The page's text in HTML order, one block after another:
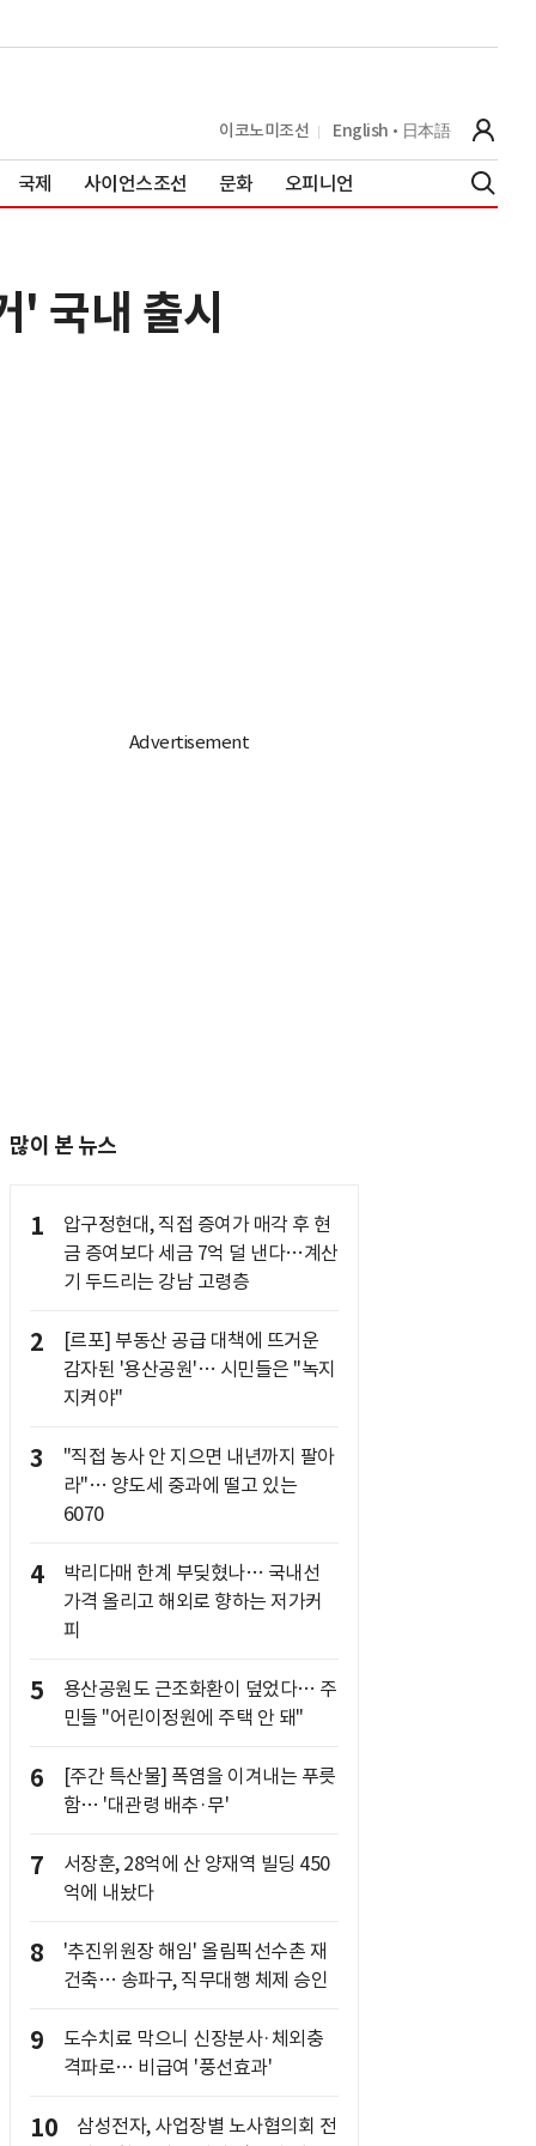
이코노미조선 English 日本語
국제 사이언스조선 문화 오피니언
' 국내 출시
많이 본 뉴스
1
압구정현대, 직접 증여가 매각 후 현
금 증여보다 세금 7억 덜 낸다…계산
기 두드리는 강남 고령층
2
[르포] 부동산 공급 대책에 뜨거운
감자된 '용산공원'… 시민들은 "녹지
지켜야"
3
"직접 농사 안 지으면 내년까지 팔아
라"… 양도세 중과에 떨고 있는
6070
4
박리다매 한계 부딪혔나… 국내선
가격 올리고 해외로 향하는 저가커
피
5
용산공원도 근조화환이 덮었다… 주
민들 "어린이정원에 주택 안 돼"
6
[주간 특산물] 폭염을 이겨내는 푸릇
함… '대관령 배추·무'
7
서장훈, 28억에 산 양재역 빌딩 450
억에 내놨다
8
'추진위원장 해임' 올림픽선수촌 재
건축… 송파구, 직무대행 체제 승인
9
도수치료 막으니 신장분사·체외충
격파로… 비급여 '풍선효과'
10
삼성전자, 사업장별 노사협의회 전